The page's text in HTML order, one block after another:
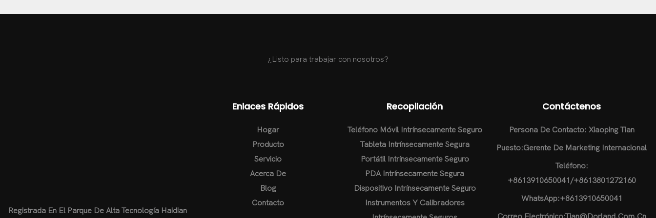
¿Listo para trabajar con nosotros?
Registrada En El Parque De Alta Tecnología Haidian
Enlaces Rápidos
Hogar
Producto
Servicio
Acerca De
Blog
Contacto
Recopilación
Teléfono Móvil Intrínsecamente Seguro
Tableta Intrínsecamente Segura
Portátil Intrínsecamente Seguro
PDA Intrínsecamente Segura
Dispositivo Intrínsecamente Seguro
Instrumentos Y Calibradores
Contáctenos
Persona De Contacto: Xiaoping Tian
Puesto:Gerente De Marketing Internacional
Teléfono:
+8613910650041/+8613801272160
WhatsApp:+8613910650041